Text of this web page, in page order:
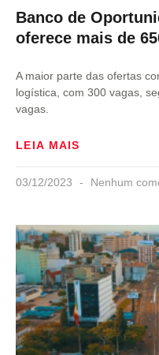
Banco de
oferece mais de
A maior parte das ofertas
logística, com 300 vagas,
vagas.
LEIA MAIS
03/12/2023 Nenhum